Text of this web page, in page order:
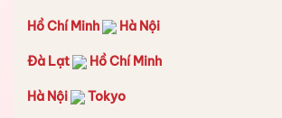
Hồ Chí Minh Hà Nội
Đà Lạt Hồ Chí Minh
Hà Nội Tokyo